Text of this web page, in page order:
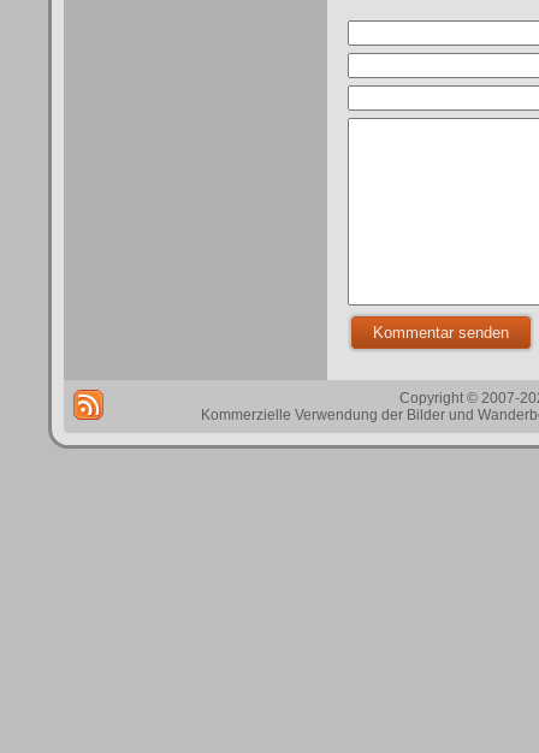
Copyright © 2007-
Kommerzielle Verwendung der Bilder und